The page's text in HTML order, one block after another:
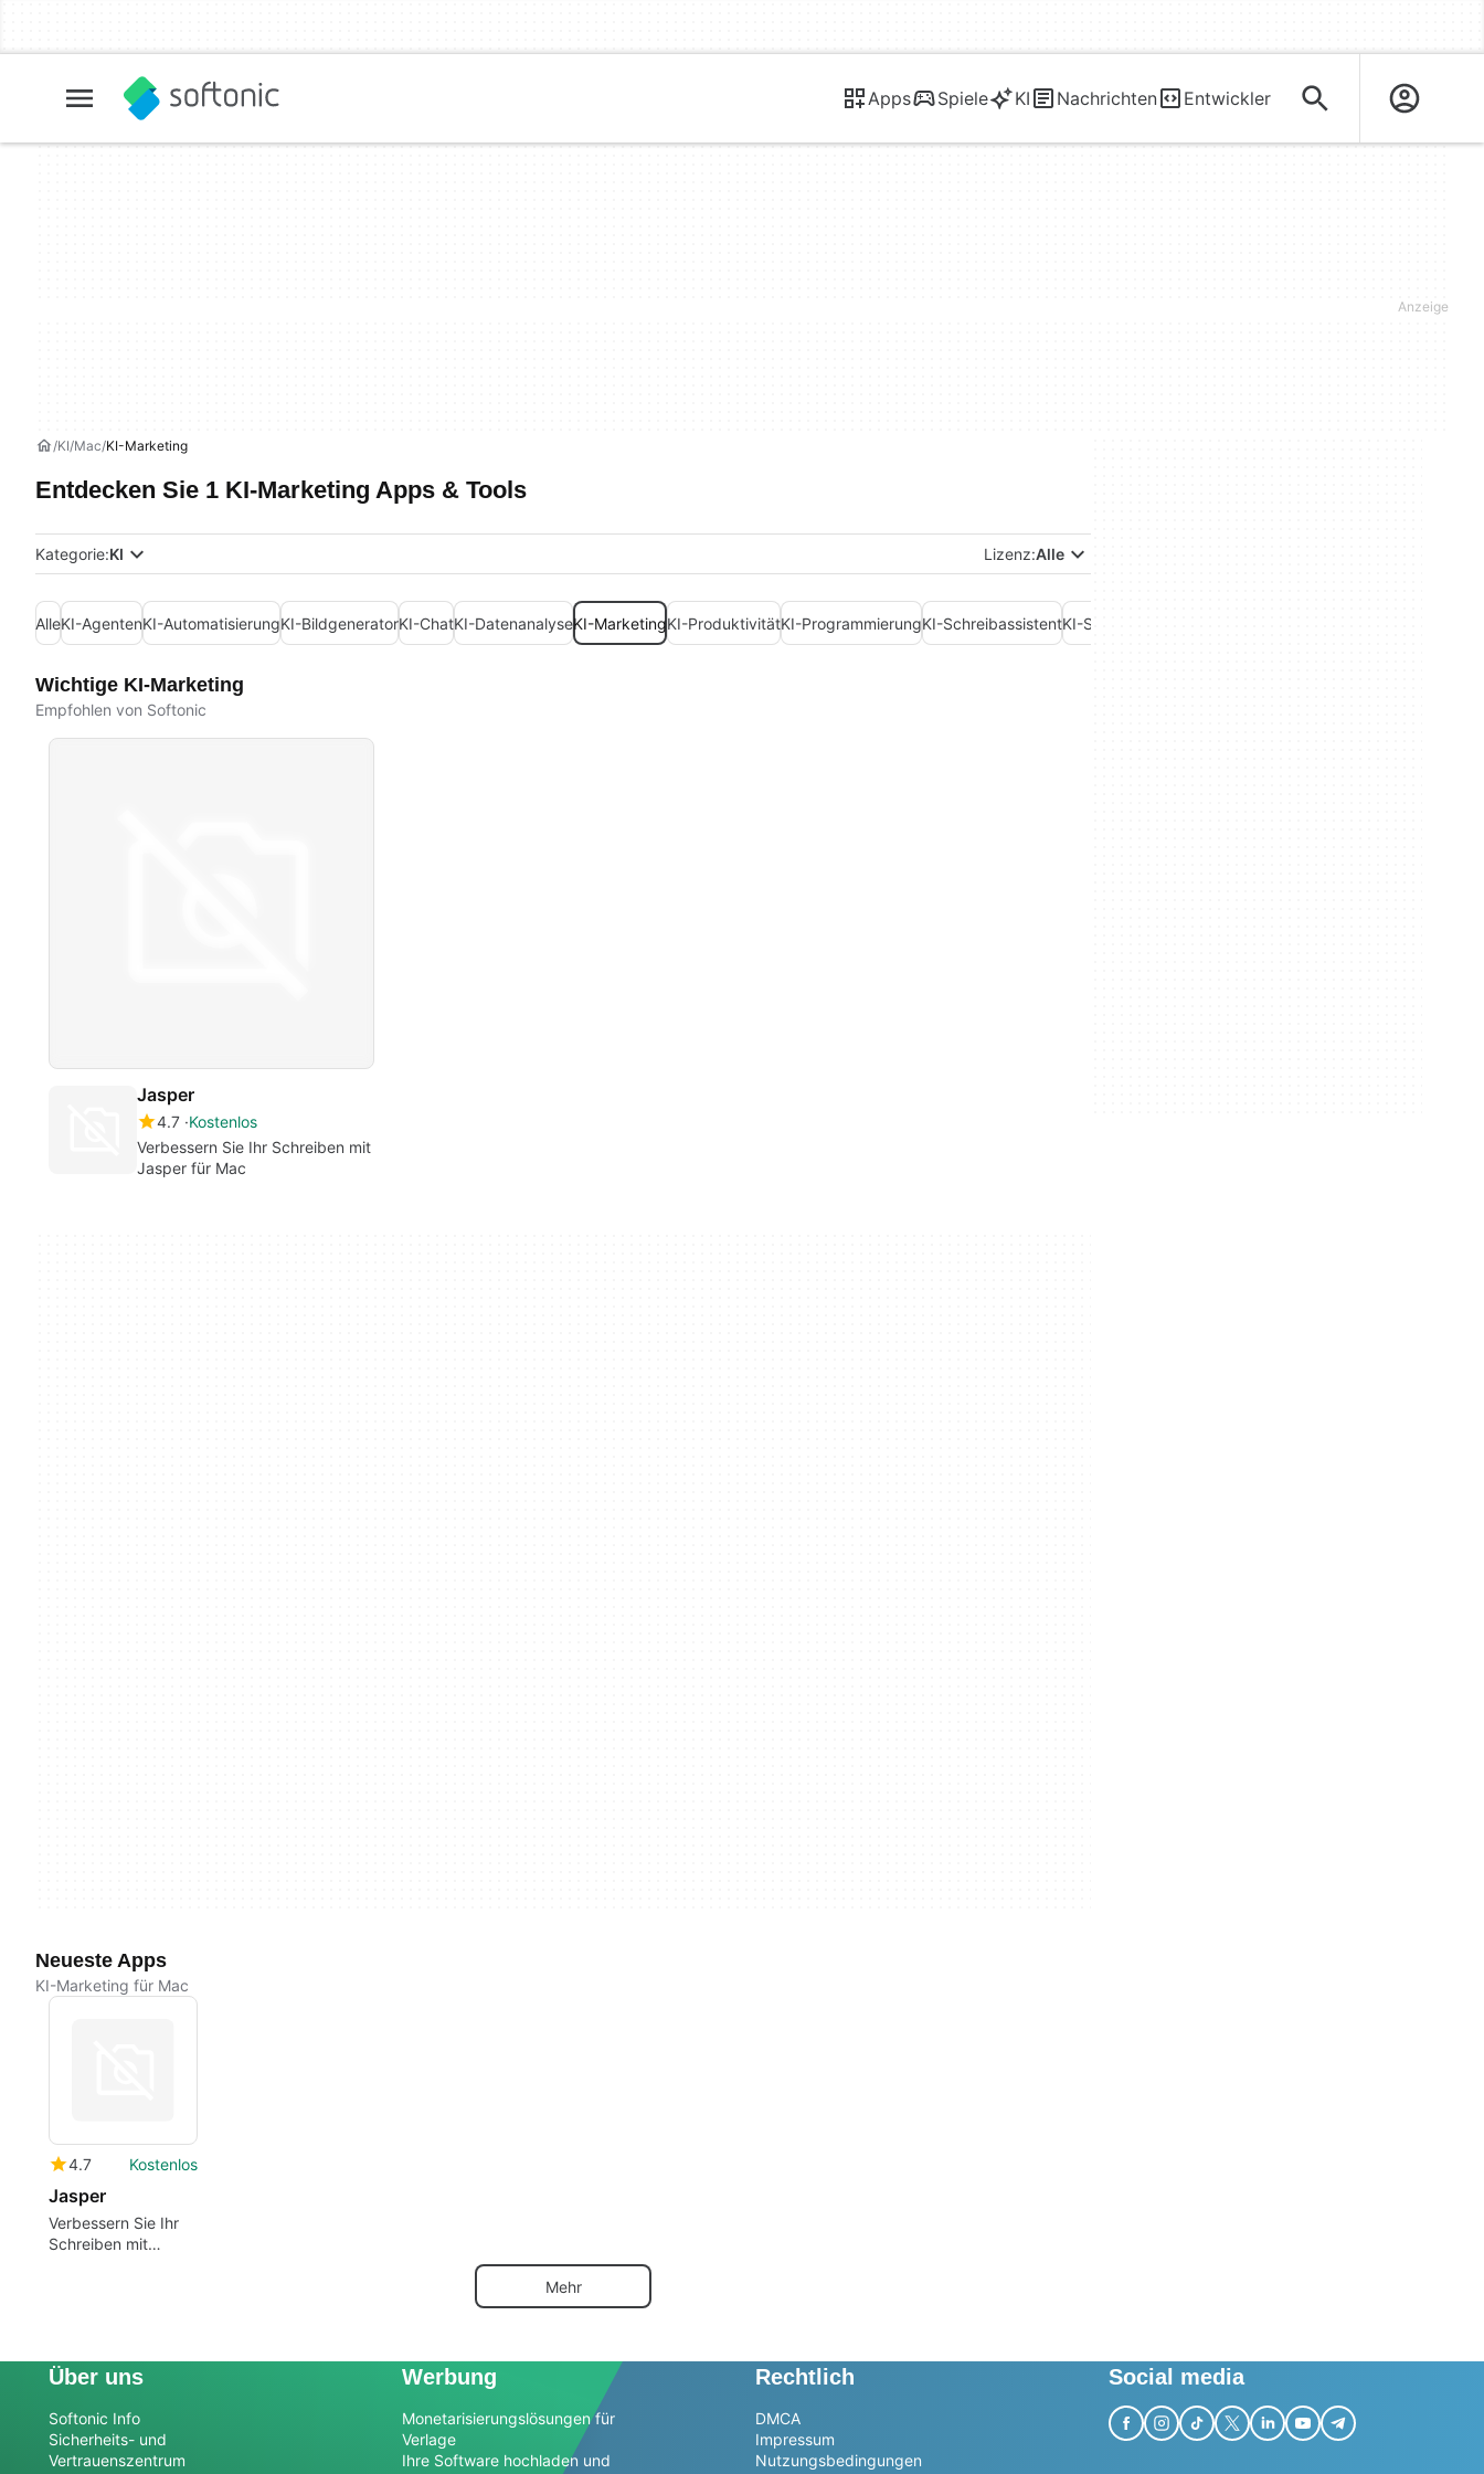
Apps Spiele KI Nachrichten Entwickler
KI Mac KI-Marketing
Entdecken Sie 1 KI-Marketing Apps & Tools
Kategorie:KI Lizenz:Alle
AlleKI-AgentenKI-AutomatisierungKI-BildgeneratorKI-ChatKI-DatenanalyseKI-MarketingKI-ProduktivitätKI-ProgrammierungKI-SchreibassistentKI-Sicherheit
Wichtige KI-Marketing
Empfohlen von Softonic
Jasper
4.7 Kostenlos
Verbessern Sie Ihr Schreiben mit
Jasper für Mac
Neueste Apps
KI-Marketing für Mac
4.7 Kostenlos
Jasper
Verbessern Sie Ihr
Schreiben mit
Mehr
Über uns
Softonic Info
Sicherheits- und
Vertrauenszentrum
Werbung
Monetarisierungslösungen für
Verlage
Ihre Software hochladen und
Rechtlich
DMCA
Impressum
Nutzungsbedingungen
Social media